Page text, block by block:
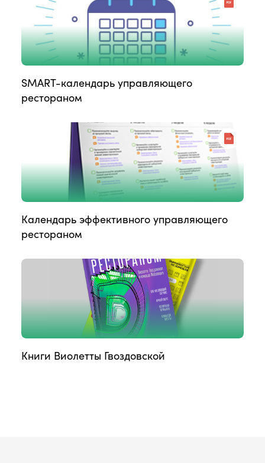
SMART-календарь управляющего
рестораном
Календарь эффективного управляющего
рестораном
Книги Виолетты Гвоздовской